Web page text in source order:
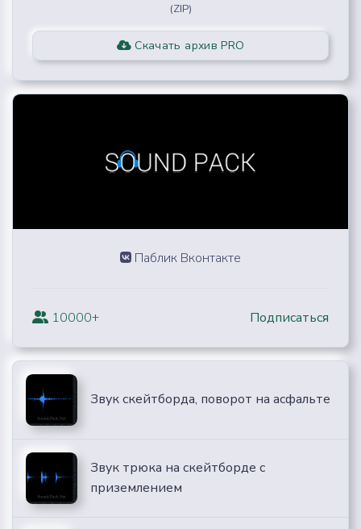
(ZIP)
Скачать архив PRO
Паблик Вконтакте
10000+ Подписаться
Звук скейтборда, поворот на асфальте
Звук трюка на скейтборде с
приземлением